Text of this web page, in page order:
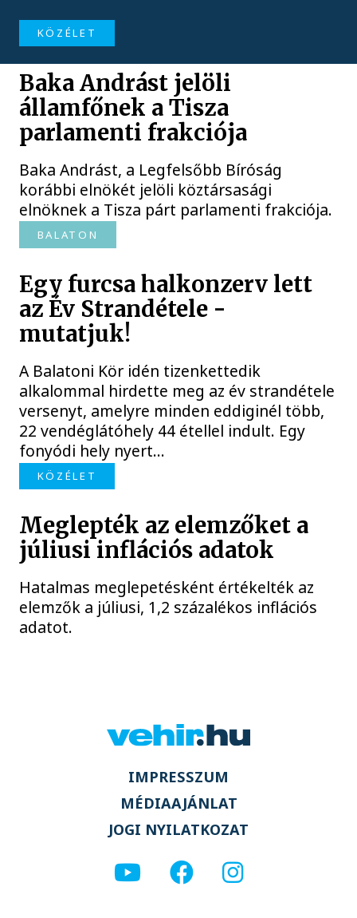
KÖZÉLET
Baka Andrást jelöli
államfőnek a Tisza
parlamenti frakciója
Baka Andrást, a Legfelsőbb Bíróság
korábbi elnökét jelöli köztársasági
elnöknek a Tisza párt parlamenti frakciója.
BALATON
Egy furcsa halkonzerv lett
az Év Strandétele -
mutatjuk!
A Balatoni Kör idén tizenkettedik
alkalommal hirdette meg az év strandétele
versenyt, amelyre minden eddiginél több,
22 vendéglátóhely 44 étellel indult. Egy
fonyódi hely nyert...
KÖZÉLET
Meglepték az elemzőket a
júliusi inflációs adatok
Hatalmas meglepetésként értékelték az
elemzők a júliusi, 1,2 százalékos inflációs
adatot.
IMPRESSZUM
MÉDIAAJÁNLAT
JOGI NYILATKOZAT